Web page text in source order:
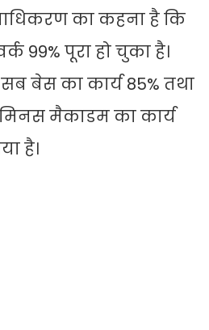
का कहना है कि
99% पूरा हो चुका है।
सब बेस का कार्य 85% तथा
मैकाडम का कार्य
है।